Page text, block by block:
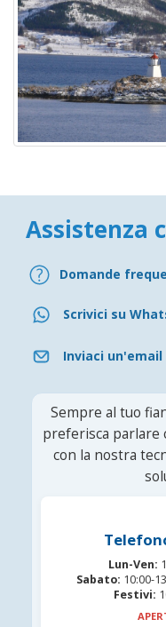
Assistenza
Domande
Scrivici su
Inviaci un'email
Sempre al tuo
preferisca parlare
con la nostra
Lun-Ven:
Sabato: 10:00-
Festivi: